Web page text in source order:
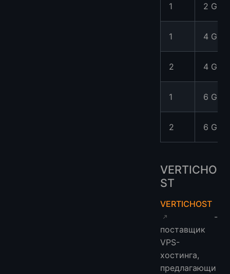
1 2 GB
1 4 GB
2 4 GB
1 6 GB
2 6 GB
VERTICHO
ST
VERTICHOST
-
поставщик
VPS-
хостинга,
предлагающи